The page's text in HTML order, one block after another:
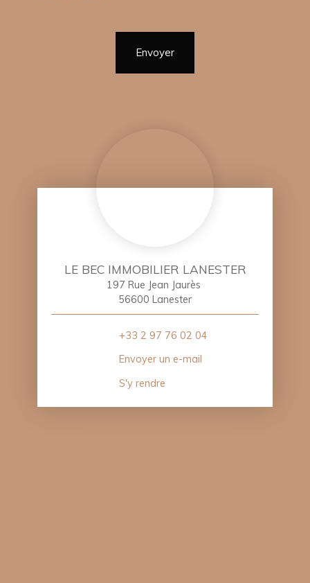
Envoyer
LE BEC IMMOBILIER LANESTER
197 Rue Jean Jaurès
56600 Lanester
+33 2 97 76 02 04
Envoyer un e-mail
S'y rendre